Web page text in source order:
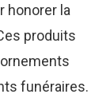
honorer la
produits
funéraires.